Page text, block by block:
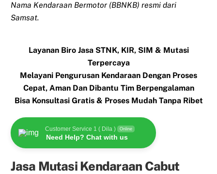
Nama Kendaraan Bermotor (BBNKB) resmi dari
Samsat.
Layanan Biro Jasa STNK, KIR, SIM & Mutasi
Terpercaya
Melayani Pengurusan Kendaraan Dengan Proses
Cepat, Aman Dan Dibantu Tim Berpengalaman
Bisa Konsultasi Gratis & Proses Mudah Tanpa Ribet
Customer Service 1 ( Dila ) Online
Need Help? Chat with us
Jasa Mutasi Kendaraan Cabut